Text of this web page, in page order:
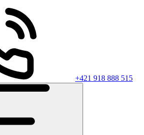
+421 918 888 515